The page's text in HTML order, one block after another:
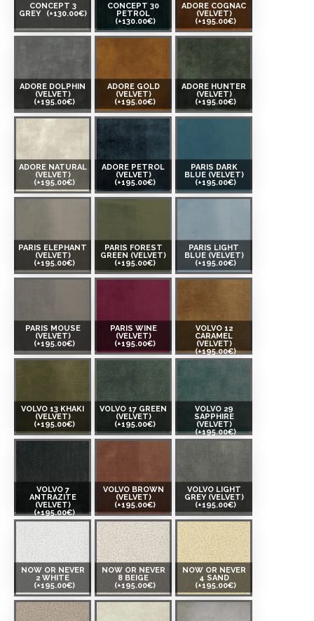
CONCEPT 3
GREY
(+130.00€)
CONCEPT 30
PETROL
(+130.00€)
ADORE COGNAC
(VELVET)
(+195.00€)
ADORE DOLPHIN
(VELVET)
(+195.00€)
ADORE GOLD
(VELVET)
(+195.00€)
ADORE HUNTER
(VELVET)
(+195.00€)
ADORE NATURAL
(VELVET)
(+195.00€)
ADORE PETROL
(VELVET)
(+195.00€)
PARIS DARK
BLUE (VELVET)
(+195.00€)
PARIS ELEPHANT
(VELVET)
(+195.00€)
PARIS FOREST
GREEN (VELVET)
(+195.00€)
PARIS LIGHT
BLUE (VELVET)
(+195.00€)
PARIS MOUSE
(VELVET)
(+195.00€)
PARIS WINE
(VELVET)
(+195.00€)
VOLVO 12
CARAMEL
(VELVET)
(+195.00€)
VOLVO 13 KHAKI
(VELVET)
(+195.00€)
VOLVO 17 GREEN
(VELVET)
(+195.00€)
VOLVO 29
SAPPHIRE
(VELVET)
(+195.00€)
VOLVO 7
ANTRAZITE
(VELVET)
(+195.00€)
VOLVO BROWN
(VELVET)
(+195.00€)
VOLVO LIGHT
GREY (VELVET)
(+195.00€)
NOW OR NEVER
2 WHITE
(+195.00€)
NOW OR NEVER
8 BEIGE
(+195.00€)
NOW OR NEVER
4 SAND
(+195.00€)